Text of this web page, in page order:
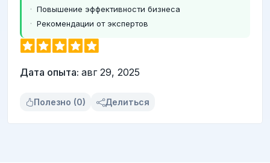
Повышение эффективности бизнеса
Рекомендации от экспертов
Дата опыта: авг 29, 2025
Полезно (0) Делиться